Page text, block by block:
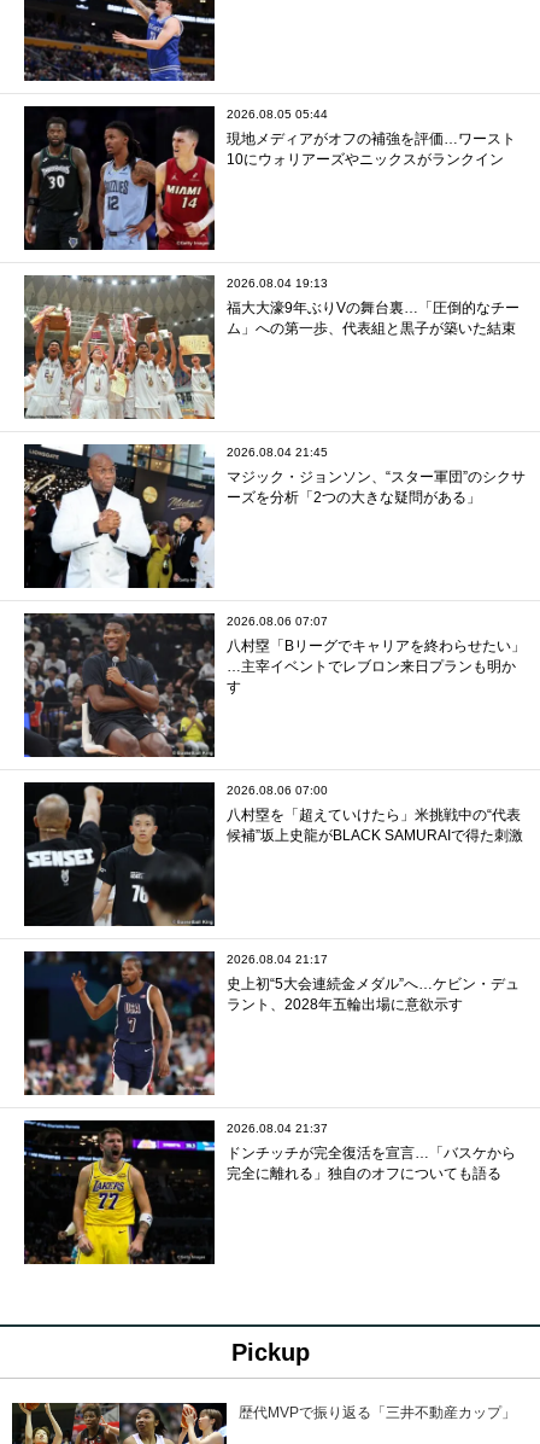
2026.08.05 05:44
現地メディアがオフの補強を評価…ワースト
10にウォリアーズやニックスがランクイン
2026.08.04 19:13
福大大濠9年ぶりVの舞台裏…「圧倒的なチー
ム」への第一歩、代表組と黒子が築いた結束
2026.08.04 21:45
マジック・ジョンソン、“スター軍団”のシクサ
ーズを分析「2つの大きな疑問がある」
2026.08.06 07:07
八村塁「Bリーグでキャリアを終わらせたい」
…主宰イベントでレブロン来日プランも明か
す
2026.08.06 07:00
八村塁を「超えていけたら」米挑戦中の“代表
候補”坂上史龍がBLACK SAMURAIで得た刺激
2026.08.04 21:17
史上初“5大会連続金メダル”へ…ケビン・デュ
ラント、2028年五輪出場に意欲示す
2026.08.04 21:37
ドンチッチが完全復活を宣言…「バスケから
完全に離れる」独自のオフについても語る
Pickup
歴代MVPで振り返る「三井不動産カップ」